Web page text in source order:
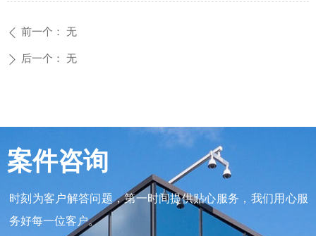
ꄴ 前一个： 无
ꄲ 后一个： 无
案件咨询
时刻为客户解答问题，第一时间提供贴心服务，我们用心服
务好每一位客户。